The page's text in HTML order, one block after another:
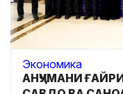
Экономика
АНҶУМАНИ